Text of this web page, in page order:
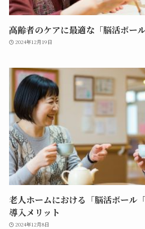
高齢者のケアに最適な「脳活ボー
2024年12月19日
老人ホームにおける「脳活ボール
導入メリット
2024年12月8日